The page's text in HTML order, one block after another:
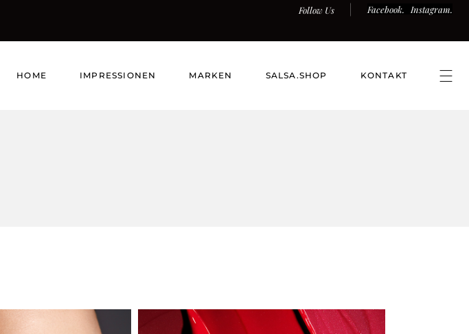
Follow Us Facebook. Instagram.
HOME IMPRESSIONEN MARKEN SALSA.SHOP KONTAKT